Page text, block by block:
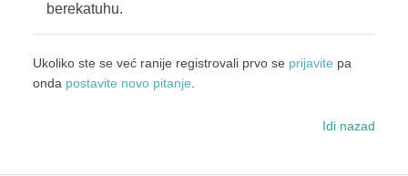
berekatuhu.
Ukoliko ste se već ranije registrovali prvo se prijavite pa
onda postavite novo pitanje.
Idi nazad